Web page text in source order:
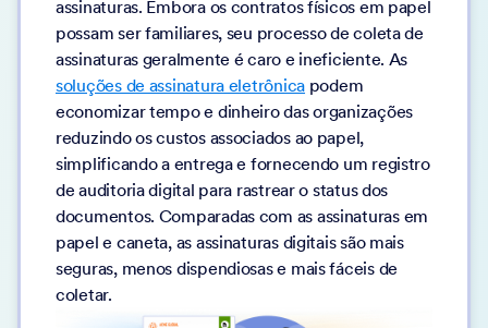
assinaturas. Embora os contratos físicos em papel
possam ser familiares, seu processo de coleta de
assinaturas geralmente é caro e ineficiente. As
soluções de assinatura eletrônica podem
economizar tempo e dinheiro das organizações
reduzindo os custos associados ao papel,
simplificando a entrega e fornecendo um registro
de auditoria digital para rastrear o status dos
documentos. Comparadas com as assinaturas em
papel e caneta, as assinaturas digitais são mais
seguras, menos dispendiosas e mais fáceis de
coletar.